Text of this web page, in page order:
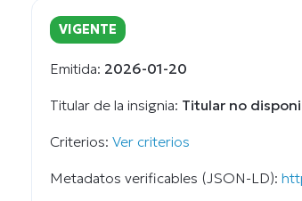
VIGENTE
Emitida: 2026-01-20
Titular de la insignia: Titular no
Criterios: Ver criterios
Metadatos verificables (JSON-LD):